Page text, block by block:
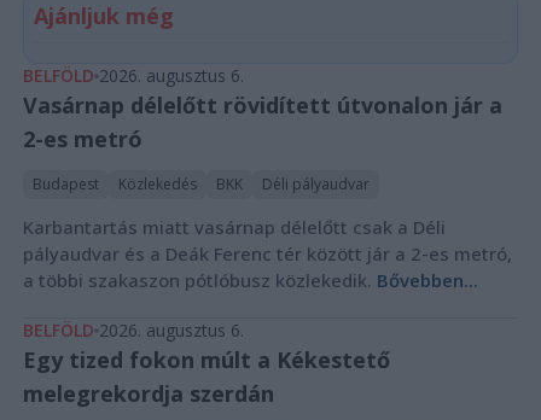
Ajánljuk még
BELFÖLD 2026. augusztus 6.
Vasárnap délelőtt rövidített útvonalon jár a
2-es metró
Budapest Közlekedés BKK Déli pályaudvar
Karbantartás miatt vasárnap délelőtt csak a Déli
pályaudvar és a Deák Ferenc tér között jár a 2-es metró,
a többi szakaszon pótlóbusz közlekedik. Bővebben...
BELFÖLD 2026. augusztus 6.
Egy tized fokon múlt a Kékestető
melegrekordja szerdán